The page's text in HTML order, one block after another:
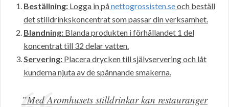
Beställning: Logga in pånettogrossisten.seoch beställ
det stilldrinkskoncentrat som passar din verksamhet.
Blandning: Blanda produkten i förhållandet 1 del
koncentrat till 32 delar vatten.
Servering: Placera drycken till självservering och låt
kunderna njuta av de spännande smakerna.
”Med Aromhusets stilldrinkar kan restauranger